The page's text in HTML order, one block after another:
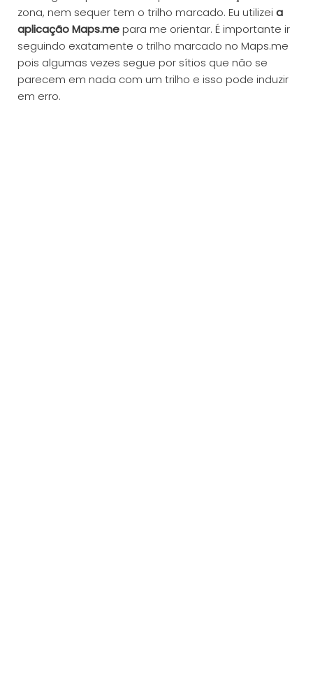
zona, nem sequer tem o trilho marcado. Eu utilizei a
aplicação Maps.mepara me orientar. É importante ir
seguindo exatamente o trilho marcado no Maps.me
pois algumas vezes segue por sítios que não se
parecem em nada com um trilho e isso pode induzir
em erro.